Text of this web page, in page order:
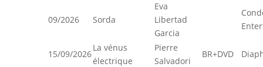
09/2026 Sorda
Eva
Libertad
Garcia
15/09/2026
La vénus
électrique
Pierre
Salvadori
BR+DVD